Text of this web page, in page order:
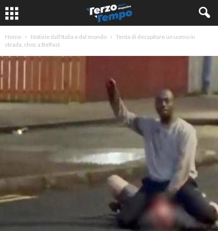
Home Notizie dall'Italia e dal mondo
Tenta di decapitare un uomo in
strada, choc a Belfast